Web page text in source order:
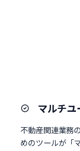
マルチユ
不動産関連業務
めのツールが「